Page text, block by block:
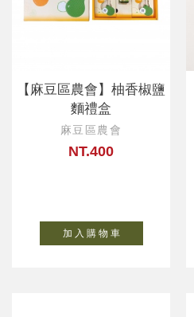
【麻豆區農會】柚香椒鹽
麵禮盒
麻豆區農會
NT.400
加 入 購 物 車